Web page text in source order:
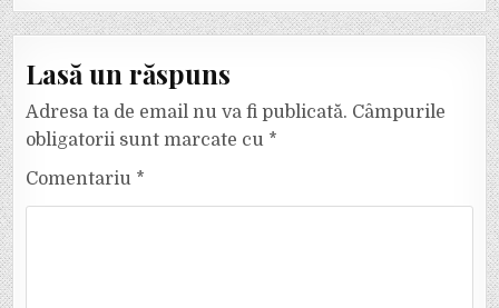
Lasă un răspuns
Adresa ta de email nu va fi publicată. Câmpurile
obligatorii sunt marcate cu *
Comentariu *